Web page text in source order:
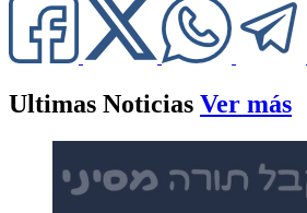
Ultimas Noticias Ver más